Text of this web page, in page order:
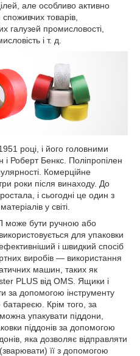
але особливо активно
товарів,
галузей промисловості,
і т. д.
році, і його головними
Роберт Бенкс. Поліпропілен
Комерційне
роки після винаходу. До
і сьогодні це один з
у світі.
може бути ручною або
для упаковки
і швидкий спосіб
виробів — використання
машин, таких як
PLUS від OMS. Ящики і
за допомогою інструменту
Крім того, за
упакувати піддони,
піддонів за допомогою
яка дозволяє відправляти
(зварювати) її з допомогою